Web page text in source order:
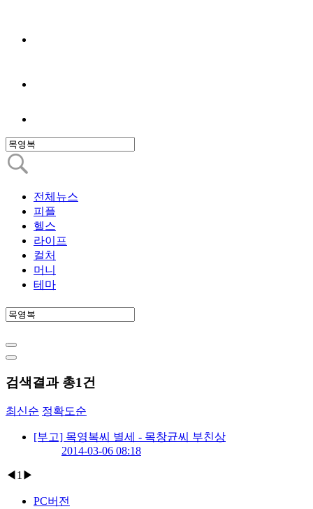
전체뉴스
피플
헬스
라이프
컬처
머니
테마
검색결과 총1건
최신순 정확도순
[부고] 목영복씨 별세 - 목창균씨 부친상
2014-03-06 08:18
◀ 1 ▶
PC버전